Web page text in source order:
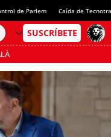
de Parlem Caída de